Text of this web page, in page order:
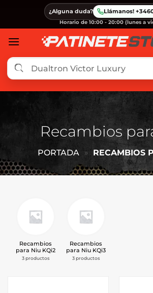
contenido
¿Alguna duda? Llámanos!
Horario de 10:00 - 20:00 (lunes a
Recambios
PORTADA » RECAMBIOS
Recambios
para Niu KQi2
3 productos
Recambios
para Niu KQi3
3 productos